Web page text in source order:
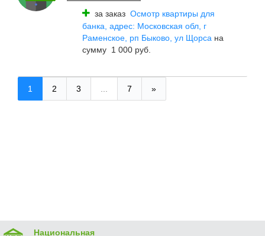
за заказ Осмотр квартиры для
банка, адрес: Московская обл, г
Раменское, рп Быково, ул Щорса на
сумму 1 000 руб.
1 2 3 7 »
Национальная